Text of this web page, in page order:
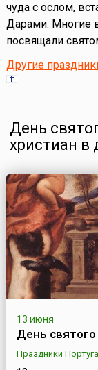
чуда с ослом,
Дарами. Многие
посвящали
Другие
День
христиан в
13 июня
День
Праздники